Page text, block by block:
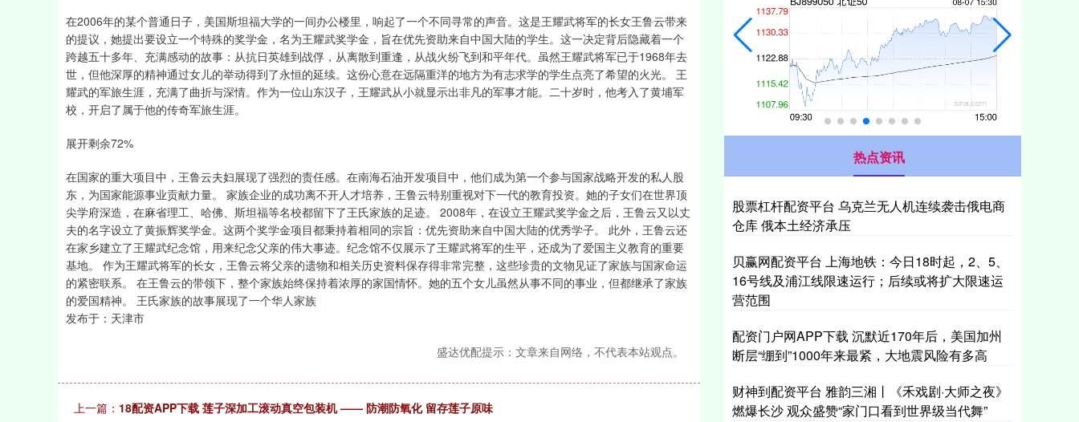
在2006年的某个普通日子，美国斯坦福大学的一间办公楼里，响起了一个不同寻常的声音。这是王耀武将军的长女王鲁云带来
的提议，她提出要设立一个特殊的奖学金，名为王耀武奖学金，旨在优先资助来自中国大陆的学生。这一决定背后隐藏着一个
跨越五十多年、充满感动的故事：从抗日英雄到战俘，从离散到重逢，从战火纷飞到和平年代。虽然王耀武将军已于1968年去
世，但他深厚的精神通过女儿的举动得到了永恒的延续。这份心意在远隔重洋的地方为有志求学的学生点亮了希望的火光。 王
耀武的军旅生涯，充满了曲折与深情。作为一位山东汉子，王耀武从小就显示出非凡的军事才能。二十岁时，他考入了黄埔军
校，开启了属于他的传奇军旅生涯。
展开剩余72%
在国家的重大项目中，王鲁云夫妇展现了强烈的责任感。在南海石油开发项目中，他们成为第一个参与国家战略开发的私人股
东，为国家能源事业贡献力量。 家族企业的成功离不开人才培养，王鲁云特别重视对下一代的教育投资。她的子女们在世界顶
尖学府深造，在麻省理工、哈佛、斯坦福等名校都留下了王氏家族的足迹。 2008年，在设立王耀武奖学金之后，王鲁云又以丈
夫的名字设立了黄振辉奖学金。这两个奖学金项目都秉持着相同的宗旨：优先资助来自中国大陆的优秀学子。 此外，王鲁云还
在家乡建立了王耀武纪念馆，用来纪念父亲的伟大事迹。纪念馆不仅展示了王耀武将军的生平，还成为了爱国主义教育的重要
基地。 作为王耀武将军的长女，王鲁云将父亲的遗物和相关历史资料保存得非常完整，这些珍贵的文物见证了家族与国家命运
的紧密联系。 在王鲁云的带领下，整个家族始终保持着浓厚的家国情怀。她的五个女儿虽然从事不同的事业，但都继承了家族
的爱国精神。 王氏家族的故事展现了一个华人家族
发布于：天津市
盛达优配提示：文章来自网络，不代表本站观点。
上一篇： 18配资APP下载 莲子深加工滚动真空包装机 —— 防潮防氧化 留存莲子原味
热点资讯
股票杠杆配资平台 乌克兰无人机连续袭击俄电商
仓库 俄本土经济承压
贝赢网配资平台 上海地铁：今日18时起，2、5、
16号线及浦江线限速运行；后续或将扩大限速运
营范围
配资门户网APP下载 沉默近170年后，美国加州
断层“绷到”1000年来最紧，大地震风险有多高
财神到配资平台 雅韵三湘丨《禾戏剧·大师之夜》
燃爆长沙 观众盛赞“家门口看到世界级当代舞”